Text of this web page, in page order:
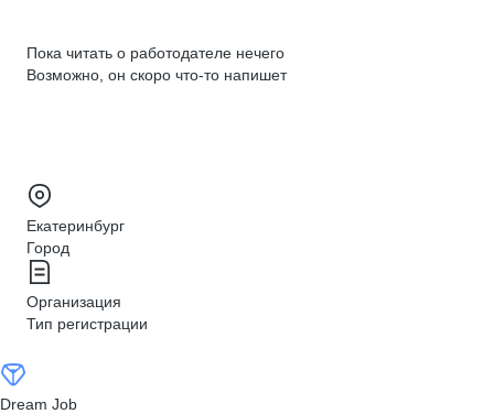
Пока читать о работодателе нечего
Возможно, он скоро что‑то напишет
Екатеринбург
Город
Организация
Тип регистрации
Dream Job